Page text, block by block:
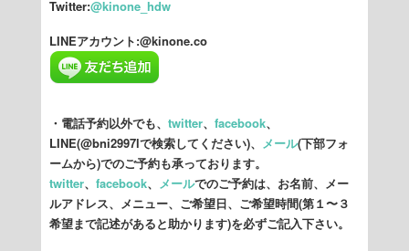
Twitter:@kinone_hdw
LINEアカウント:@kinone.co
・電話予約以外でも、 twitter、 facebook、
LINE(@bni2997lで検索してください)、 メール(下部フォ
ームから)でのご予約も承っております。
twitter、 facebook、 メールでのご予約は、お名前、メー
ルアドレス、メニュー、ご希望日、ご希望時間(第１〜３
希望まで記述があると助かります)を必ずご記入下さい。